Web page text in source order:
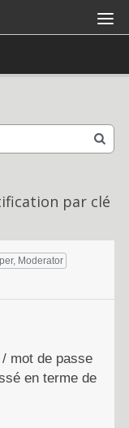
par clé
Moderator
mot de passe
en terme de